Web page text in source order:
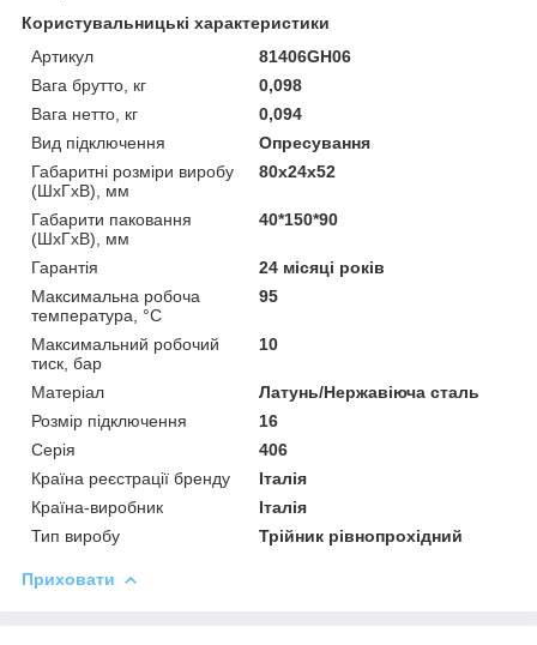
Користувальницькі характеристики
Артикул
81406GH06
Вага брутто, кг
0,098
Вага нетто, кг
0,094
Вид підключення
Опресування
Габаритні розміри виробу
(ШхГхВ), мм
80х24х52
Габарити паковання
(ШхГхВ), мм
40*150*90
Гарантія
24 місяці років
Максимальна робоча
температура, °C
95
Максимальний робочий
тиск, бар
10
Матеріал
Латунь/Нержавіюча сталь
Розмір підключення
16
Серія
406
Країна реєстрації бренду
Італія
Країна-виробник
Італія
Тип виробу
Трійник рівнопрохідний
Приховати